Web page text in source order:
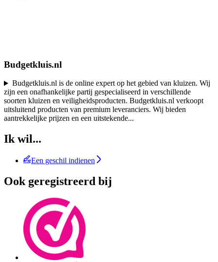
Budgetkluis.nl
Budgetkluis.nl is de online expert op het gebied van kluizen. Wij
zijn een onafhankelijke partij gespecialiseerd in verschillende
soorten kluizen en veiligheidsproducten. Budgetkluis.nl verkoopt
uitsluitend producten van premium leveranciers. Wij bieden
aantrekkelijke prijzen en een uitstekende...
Ik wil...
Een geschil indienen
Ook geregistreerd bij